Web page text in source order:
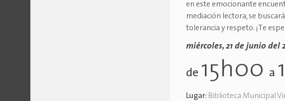
en este emocionante
mediación lectora, se
tolerancia y respeto. ¡Te
miércoles, 21 de junio del
de 15h00 a
Lugar: Biblioteca Municipal